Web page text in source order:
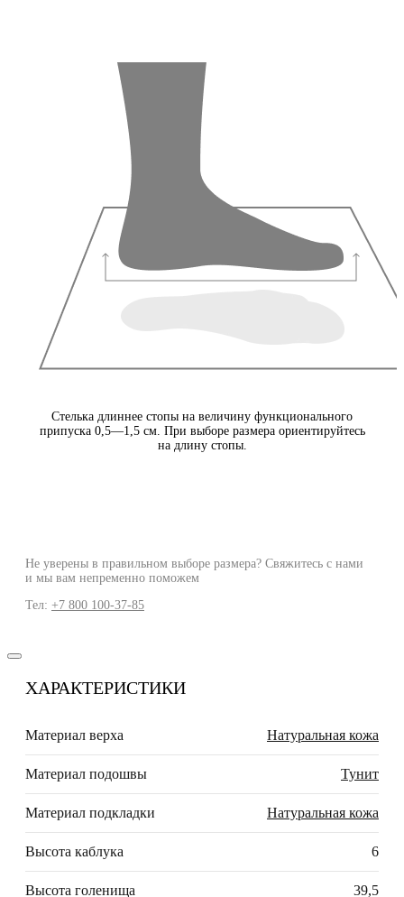
Стелька длиннее стопы на величину функционального
припуска 0,5—1,5 см. При выборе размера ориентируйтесь
на длину стопы.
Не уверены в правильном выборе размера? Свяжитесь с нами
и мы вам непременно поможем
Тел: +7 800 100-37-85
ХАРАКТЕРИСТИКИ
Материал верха Натуральная кожа
Материал подошвы Тунит
Материал подкладки Натуральная кожа
Высота каблука 6
Высота голенища 39,5